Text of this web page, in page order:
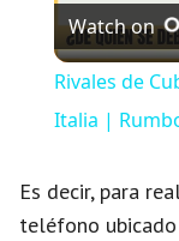
Watch on
Rivales de
Italia |
Es decir, para
teléfono